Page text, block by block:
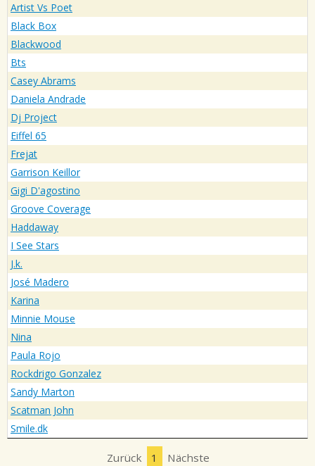
Artist Vs Poet
Black Box
Blackwood
Bts
Casey Abrams
Daniela Andrade
Dj Project
Eiffel 65
Frejat
Garrison Keillor
Gigi D'agostino
Groove Coverage
Haddaway
I See Stars
J.k.
José Madero
Karina
Minnie Mouse
Nina
Paula Rojo
Rockdrigo Gonzalez
Sandy Marton
Scatman John
Smile.dk
Zurück 1 Nächste